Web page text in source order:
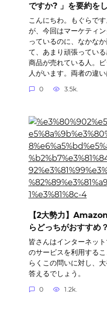
ですか? 」を要約を
こんにちわ。もぐらで
が、今回はマーケティ
っているのに、なかな
て、あまり頑張ってい
商品が売れている人。
人がいます。両者の違
0 3.5k.
【2大勢力】
らどっちがおすすめ
皆さんはインターネッ
のサービスを利用する
らくこの問いに対し、
答えるでしょう。
0 1.2k.